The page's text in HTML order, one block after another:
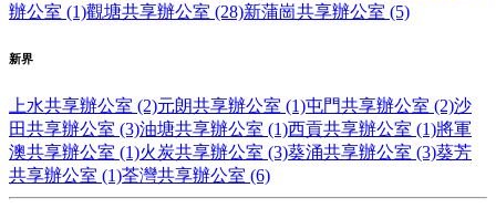
辦公室 (1)觀塘共享辦公室 (28)新蒲崗共享辦公室 (5)
新界
上水共享辦公室 (2)元朗共享辦公室 (1)屯門共享辦公室 (2)沙
田共享辦公室 (3)油塘共享辦公室 (1)西貢共享辦公室 (1)將軍
澳共享辦公室 (1)火炭共享辦公室 (3)葵涌共享辦公室 (3)葵芳
共享辦公室 (1)荃灣共享辦公室 (6)